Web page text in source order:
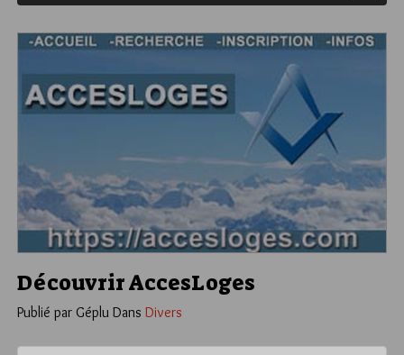
Découvrir AccesLoges
Publié par Géplu Dans Divers